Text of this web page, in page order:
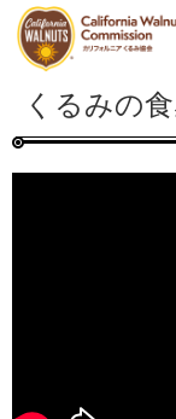
くるみの